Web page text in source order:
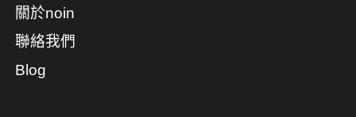
關於noin
聯絡我們
Blog